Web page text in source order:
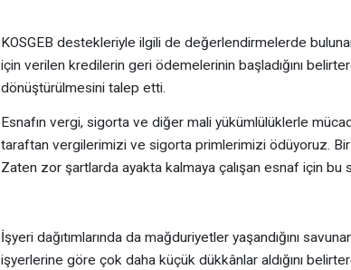
KOSGEB destekleriyle ilgili de değerlendirmelerde
için verilen kredilerin geri ödemelerinin başladığını
dönüştürülmesini talep etti.
Esnafın vergi, sigorta ve diğer mali yükümlülüklerle
taraftan vergilerimizi ve sigorta primlerimizi ödüyoruz.
Zaten zor şartlarda ayakta kalmaya çalışan esnaf için bu
İşyeri dağıtımlarında da mağduriyetler yaşandığını
işyerlerine göre çok daha küçük dükkânlar aldığını